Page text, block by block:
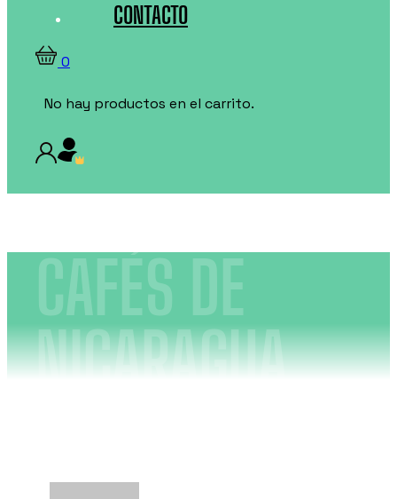
CONTACTO
0
No hay productos en el carrito.
CAFÉS DE
NICARAGUA